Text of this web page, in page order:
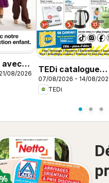
avec
08/2026
TEDi catalogue
Tournefeuille
07/08/2026 - 14/08/
TEDi